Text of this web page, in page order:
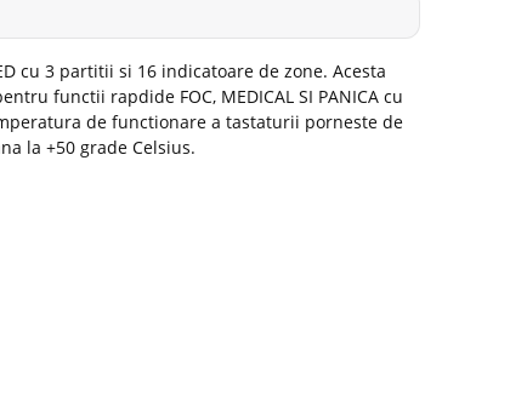
cu 3 partitii si 16 indicatoare de zone. Acesta
functii rapdide FOC, MEDICAL SI PANICA cu
de functionare a tastaturii porneste de
la +50 grade Celsius.